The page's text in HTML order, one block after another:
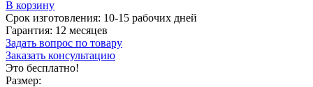
В корзину
Срок изготовления: 10-15 рабочих дней
Гарантия: 12 месяцев
Задать вопрос по товару
Заказать консультацию
Это бесплатно!
Размер: